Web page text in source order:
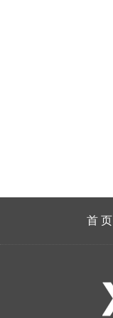
首 页